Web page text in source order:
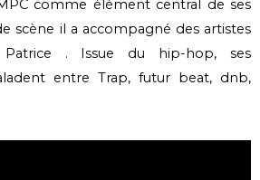
comme élément central de ses
scène il a accompagné des artistes
. Issue du hip-hop, ses
entre Trap, futur beat, dnb,